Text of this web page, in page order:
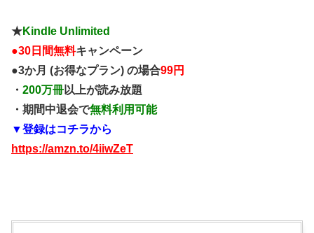
★Kindle Unlimited
●30日間無料キャンペーン
●3か月 (お得なプラン) の場合99円
・ 200万冊以上が読み放題
・期間中退会で無料利用可能
▼登録はコチラから
https://amzn.to/4iiwZeT